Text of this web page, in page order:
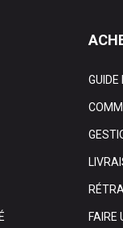
GUIDE
FAIRE